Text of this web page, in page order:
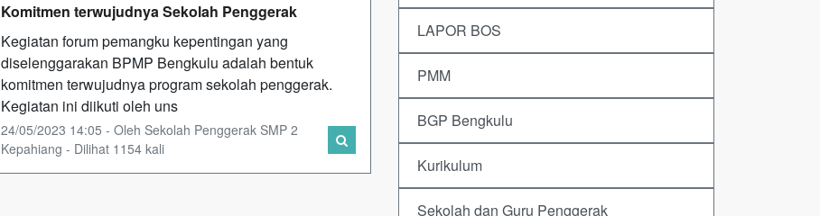
Komitmen terwujudnya Sekolah Penggerak
Kegiatan forum pemangku kepentingan yang
diselenggarakan BPMP Bengkulu adalah bentuk
komitmen terwujudnya program sekolah penggerak.
Kegiatan ini diikuti oleh uns
24/05/2023 14:05 - Oleh Sekolah Penggerak SMP 2
Kepahiang - Dilihat 1154 kali
LAPOR BOS
PMM
BGP Bengkulu
Kurikulum
Sekolah dan Guru Penggerak